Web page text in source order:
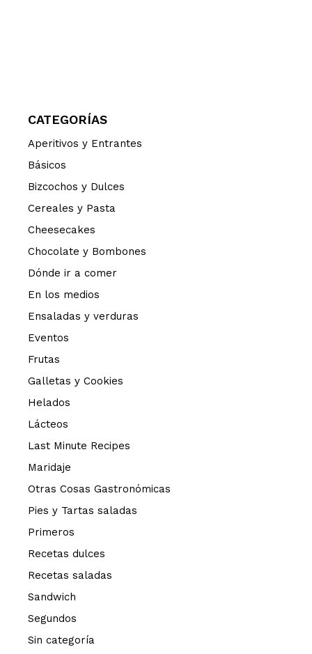
CATEGORÍAS
Aperitivos y Entrantes
Básicos
Bizcochos y Dulces
Cereales y Pasta
Cheesecakes
Chocolate y Bombones
Dónde ir a comer
En los medios
Ensaladas y verduras
Eventos
Frutas
Galletas y Cookies
Helados
Lácteos
Last Minute Recipes
Maridaje
Otras Cosas Gastronómicas
Pies y Tartas saladas
Primeros
Recetas dulces
Recetas saladas
Sandwich
Segundos
Sin categoría